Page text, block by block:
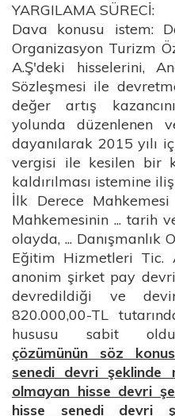
YARGILAMA SÜRECİ:
Dava konusu istem:
Organizasyon Turizm
A.Ş'deki hisselerini,
Sözleşmesi ile
değer artış
yolunda düzenlenen
dayanılarak 2015 yılı
vergisi ile kesilen bir
kaldırılması istemine
İlk Derece Mahkemesi
Mahkemesinin ... tarih ve
olayda, ... Danışmanlık
Eğitim Hizmetleri Tic.
anonim şirket pay devri
devredildiği ve devir
820.000,00-TL
hususu sabit
çözümünün söz
senedi devri şeklinde
olmayan hisse devri
hisse senedi devri